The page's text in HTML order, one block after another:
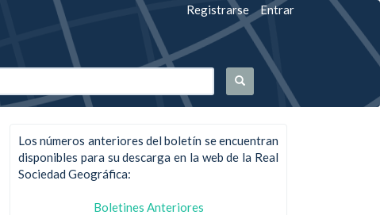
Registrarse Entrar
Los números anteriores del boletín se encuentran
disponibles para su descarga en la web de la Real
Sociedad Geográfica:
Boletines Anteriores